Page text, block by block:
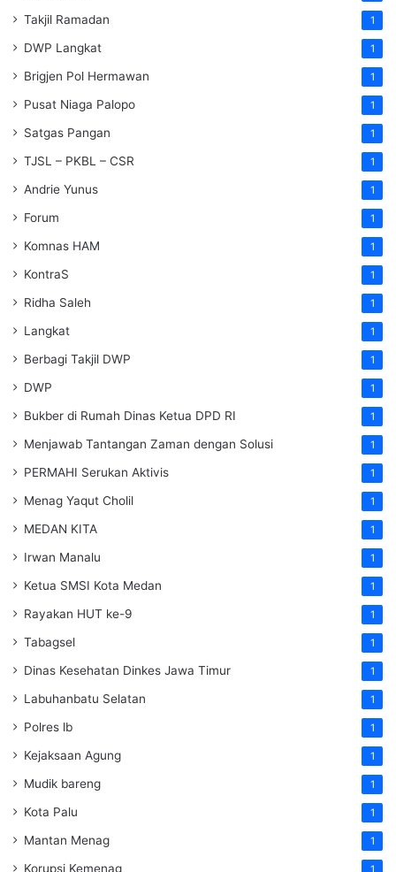
Takjil Ramadan 1
DWP Langkat 1
Brigjen Pol Hermawan 1
Pusat Niaga Palopo 1
Satgas Pangan 1
TJSL – PKBL – CSR 1
Andrie Yunus 1
Forum 1
Komnas HAM 1
KontraS 1
Ridha Saleh 1
Langkat 1
Berbagi Takjil DWP 1
DWP 1
Bukber di Rumah Dinas Ketua DPD RI 1
Menjawab Tantangan Zaman dengan Solusi 1
PERMAHI Serukan Aktivis 1
Menag Yaqut Cholil 1
MEDAN KITA 1
Irwan Manalu 1
Ketua SMSI Kota Medan 1
Rayakan HUT ke-9 1
Tabagsel 1
Dinas Kesehatan Dinkes Jawa Timur 1
Labuhanbatu Selatan 1
Polres lb 1
Kejaksaan Agung 1
Mudik bareng 1
Kota Palu 1
Mantan Menag 1
Korupsi Kemenag